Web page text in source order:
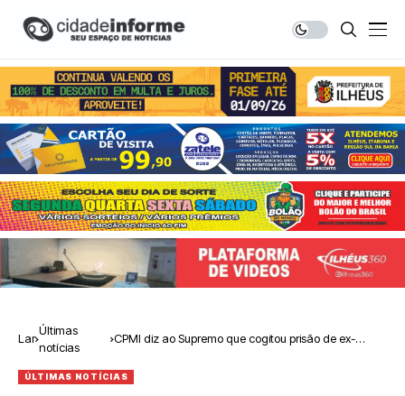
Lar
Últimas
notícias
CPMI diz ao Supremo que cogitou prisão de ex-
ÚLTIMAS NOTÍCIAS